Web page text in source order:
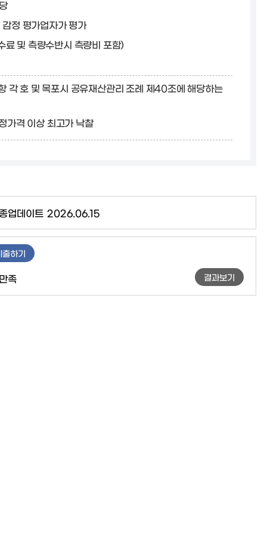
감정 평가업자가 평가
료 및 측량수반시 측량비 포함)
각 호 및 목포시 공유재산관리 조례 제40조에 해당하는
가격 이상 최고가 낙찰
업데이트 2026.06.15
족
출하기
결과보기